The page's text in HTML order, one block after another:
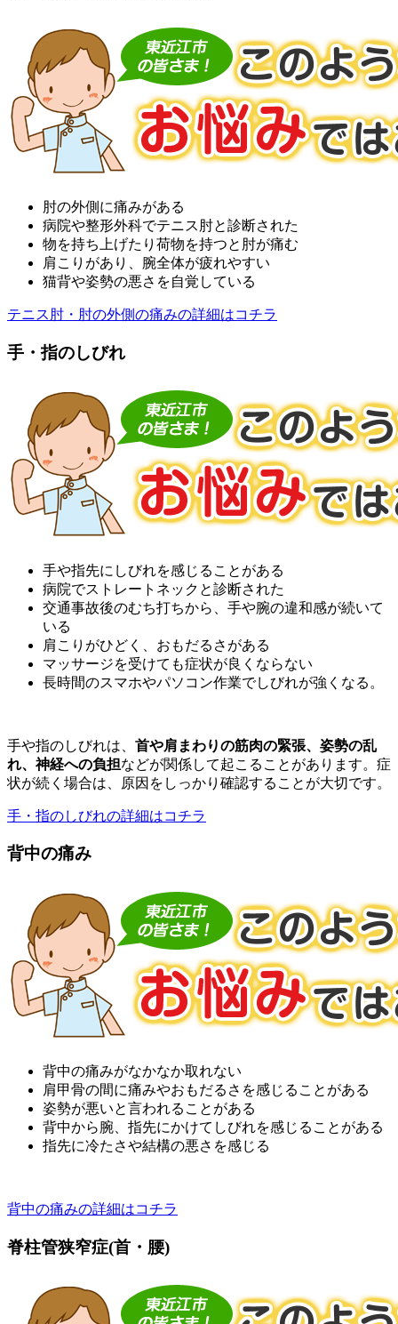
肘の外側に痛みがある
病院や整形外科でテニス肘と診断された
物を持ち上げたり荷物を持つと肘が痛む
肩こりがあり、腕全体が疲れやすい
猫背や姿勢の悪さを自覚している
テニス肘・肘の外側の痛みの詳細はコチラ
手・指のしびれ
手や指先にしびれを感じることがある
病院でストレートネックと診断された
交通事故後のむち打ちから、手や腕の違和感が続いて
いる
肩こりがひどく、おもだるさがある
マッサージを受けても症状が良くならない
長時間のスマホやパソコン作業でしびれが強くなる。
手や指のしびれは、 首や肩 まわりの筋肉の緊張、 姿勢の乱
れ、神経への負担などが関係して起こる こと があり ます。 症
状が続く 場合は、 原因 を しっかり 確認する こと が大切です。
手・指のしびれの詳細はコチラ
背中の痛み
背中の痛みがなかなか取れない
肩甲骨の間に痛みやおもだるさを感じることがある
姿勢が悪いと言われることがある
背中から腕、指先にかけてしびれを感じることがある
指先に冷たさや結構の悪さを感じる
背中の痛みの詳細はコチラ
脊柱管狭窄症(首・腰)